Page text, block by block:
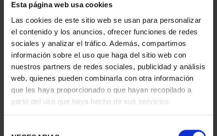
Esta página web usa cookies
Las cookies de este sitio web se usan para personalizar
el contenido y los anuncios, ofrecer funciones de redes
sociales y analizar el tráfico. Además, compartimos
información sobre el uso que haga del sitio web con
nuestros partners de redes sociales, publicidad y análisis
web, quienes pueden combinarla con otra información
que les haya proporcionado o que hayan recopilado a
partir del uso que haya hecho de sus servicios.
73,00 €